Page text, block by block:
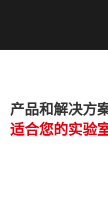
产品和解决方
适合您的实验